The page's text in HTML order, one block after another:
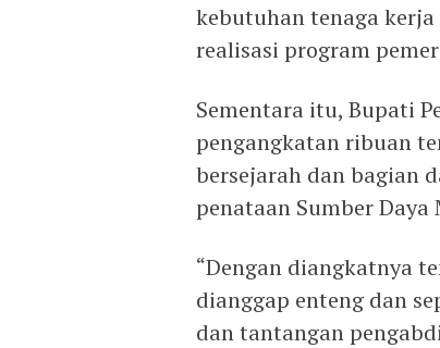
kebutuhan tenaga
realisasi program
Sementara itu, Bupati
pengangkatan ribuan
bersejarah dan bagian
penataan Sumber Daya
“Dengan diangkatnya
dianggap enteng dan
dan tantangan